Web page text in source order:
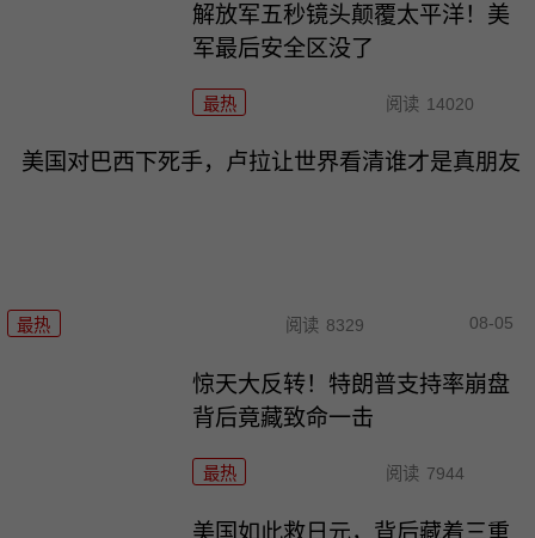
解放军五秒镜头颠覆太平洋！美
军最后安全区没了
最热 阅读 14020
美国对巴西下死手，卢拉让世界看清谁才是真朋友
最热 阅读 8329 08-05
惊天大反转！特朗普支持率崩盘
背后竟藏致命一击
最热 阅读 7944
美国如此救日元，背后藏着三重